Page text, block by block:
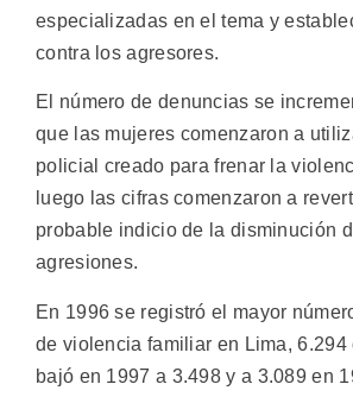
especializadas en el tema y
contra los agresores.
El número de denuncias se
que las mujeres comenzaron a
policial creado para frenar la
luego las cifras comenzaron a
probable indicio de la disminución
agresiones.
En 1996 se registró el mayor
de violencia familiar en Lima, 6.294
bajó en 1997 a 3.498 y a 3.089 en